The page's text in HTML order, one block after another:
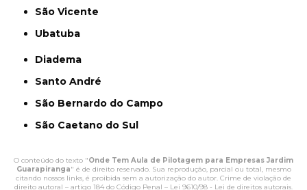
São Vicente
Ubatuba
Diadema
Santo André
São Bernardo do Campo
São Caetano do Sul
O conteúdo do texto "Onde Tem Aula de Pilotagem para Empresas Jardim
Guarapiranga" é de direito reservado. Sua reprodução, parcial ou total, mesmo
citando nossos links, é proibida sem a autorização do autor. Crime de violação de
direito autoral – artigo 184 do Código Penal – Lei 9610/98 - Lei de direitos autorais.